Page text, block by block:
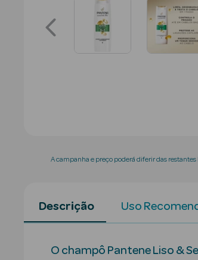
A campanha e preço poderá diferir das restantes
Descrição Uso
O champô Pantene Liso &